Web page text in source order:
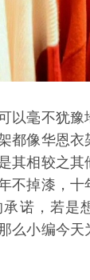
以毫不犹豫
都像华恩衣
其相较之其
不掉漆，十
诺，若是
么小编今天